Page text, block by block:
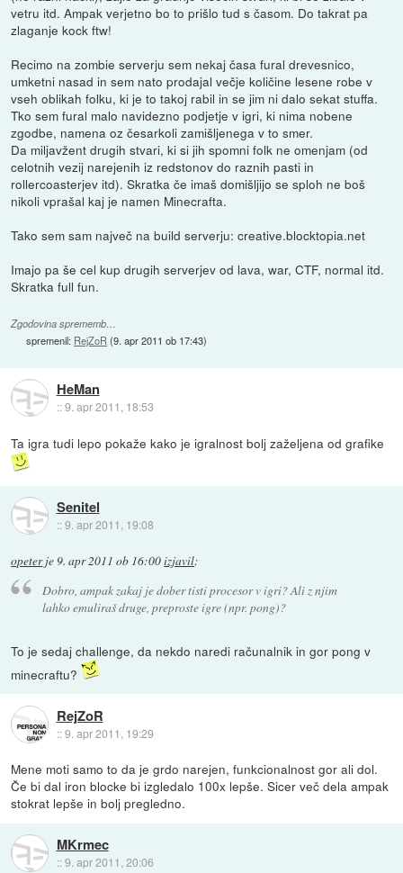
vetru itd. Ampak verjetno bo to prišlo tud s časom. Do takrat pa
zlaganje kock ftw!
Recimo na zombie serverju sem nekaj časa fural drevesnico,
umketni nasad in sem nato prodajal večje količine lesene robe v
vseh oblikah folku, ki je to takoj rabil in se jim ni dalo sekat stuffa.
Tko sem fural malo navidezno podjetje v igri, ki nima nobene
zgodbe, namena oz česarkoli zamišljenega v to smer.
Da miljavžent drugih stvari, ki si jih spomni folk ne omenjam (od
celotnih vezij narejenih iz redstonov do raznih pasti in
rollercoasterjev itd). Skratka če imaš domišljijo se sploh ne boš
nikoli vprašal kaj je namen Minecrafta.
Tako sem sam največ na build serverju: creative.blocktopia.net
Imajo pa še cel kup drugih serverjev od lava, war, CTF, normal itd.
Skratka full fun.
Zgodovina sprememb…
spremenil: RejZoR (9. apr 2011 ob 17:43)
HeMan
::9. apr 2011, 18:53
Ta igra tudi lepo pokaže kako je igralnost bolj zaželjena od grafike
Senitel
::9. apr 2011, 19:08
opeterje9. apr 2011 ob 16:00izjavil:
Dobro, ampak zakaj je dober tisti procesor v igri? Ali z njim
lahko emuliraš druge, preproste igre (npr. pong)?
To je sedaj challenge, da nekdo naredi računalnik in gor pong v
minecraftu?
RejZoR
::9. apr 2011, 19:29
Mene moti samo to da je grdo narejen, funkcionalnost gor ali dol.
Če bi dal iron blocke bi izgledalo 100x lepše. Sicer več dela ampak
stokrat lepše in bolj pregledno.
MKrmec
::9. apr 2011, 20:06